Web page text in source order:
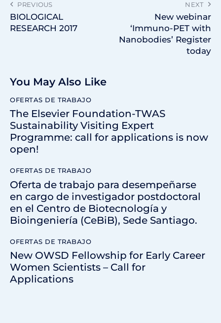
PREVIOUS
BIOLOGICAL
RESEARCH 2017
NEXT
New webinar
‘Immuno-PET with
Nanobodies’ Register
today
You May Also Like
OFERTAS DE TRABAJO
The Elsevier Foundation-TWAS
Sustainability Visiting Expert
Programme: call for applications is now
open!
OFERTAS DE TRABAJO
Oferta de trabajo para desempeñarse
en cargo de investigador postdoctoral
en el Centro de Biotecnología y
Bioingeniería (CeBiB), Sede Santiago.
OFERTAS DE TRABAJO
New OWSD Fellowship for Early Career
Women Scientists – Call for
Applications